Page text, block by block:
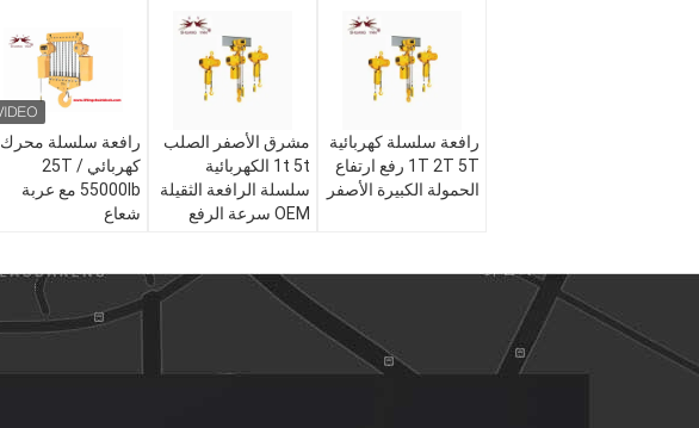
رافعة سلسلة محرك
كهربائي 25T /
55000lb مع عربة
شعاع
مشرق الأصفر الصلب
1t 5t الكهربائية
سلسلة الرافعة الثقيلة
OEM سرعة الرفع
رافعة سلسلة كهربائية
1T 2T 5T رفع ارتفاع
الحمولة الكبيرة الأصفر